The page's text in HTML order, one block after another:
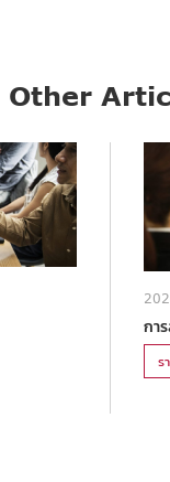
Other
กา
ร